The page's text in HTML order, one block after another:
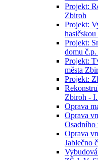
Projekt:
Zbiroh
Projekt:
Projekt:
domu
Projekt:
města
Projekt:
Zbiroh - I.
Oprava
Oprava
Osadního
Oprava
Jablečno